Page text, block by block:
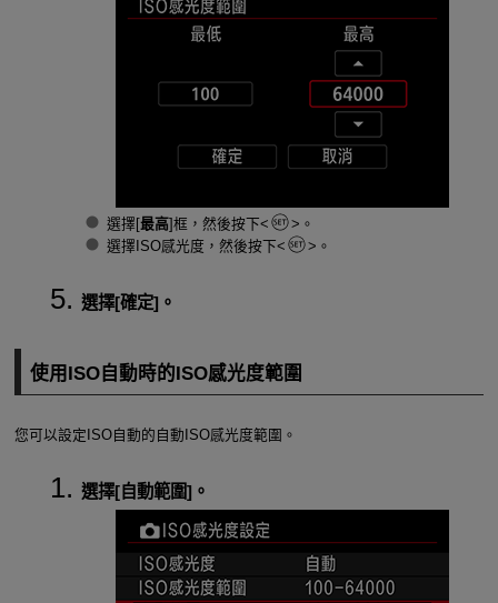
選擇[最高]框，然後按下
。
選擇ISO感光度，然後按下
。
選擇[確定]。
使用ISO自動時的ISO感光度範圍
您可以設定ISO自動的自動ISO感光度範圍。
選擇[自動範圍]。